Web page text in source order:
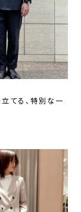
てる、特別な一